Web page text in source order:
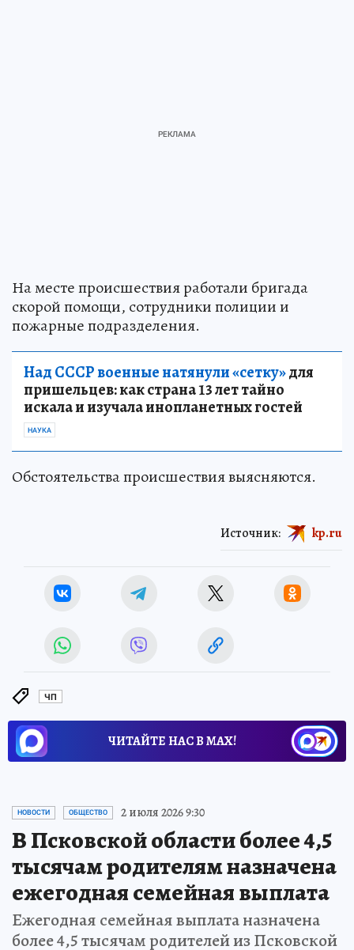
На месте происшествия работали бригада
скорой помощи, сотрудники полиции и
пожарные подразделения.
Над СССР военные натянули «сетку»для
пришельцев: как страна 13 лет тайно
искала и изучала инопланетных гостей
НАУКА
Обстоятельства происшествия выясняются.
Источник: kp.ru
ЧП
ЧИТАЙТЕ НАС В МАХ!
НОВОСТИ ОБЩЕСТВО 2 июля 2026 9:30
В Псковской области более 4,5
тысячам родителям назначена
ежегодная семейная выплата
Ежегодная семейная выплата назначена
более 4,5 тысячам родителей из Псковской